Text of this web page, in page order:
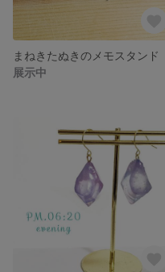
まねきたぬきのメモスタンド
展示中